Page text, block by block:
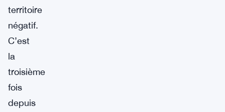
territoire
négatif.
C’est
la
troisième
fois
depuis